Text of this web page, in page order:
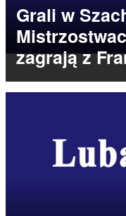
Grali w
zagrają z